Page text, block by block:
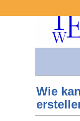
Wie